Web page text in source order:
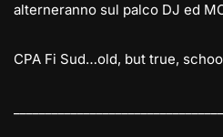
alterneranno sul palco DJ ed
CPA Fi Sud…old, but true,